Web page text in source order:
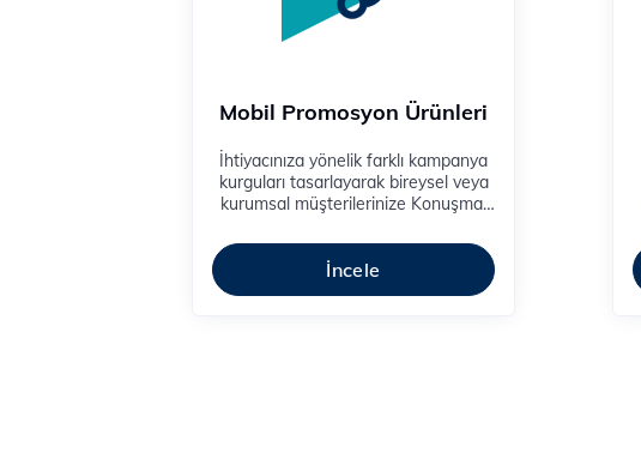
Mobil Promosyon Ürünleri
İhtiyacınıza yönelik farklı kampanya
kurguları tasarlayarak bireysel veya
kurumsal müşterilerinize Konuşma,
edebilirsiniz.
İncele